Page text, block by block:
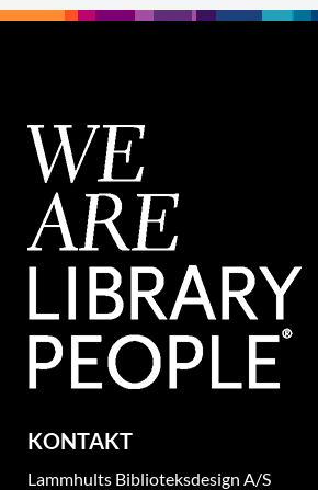
KONTAKT
Lammhults Biblioteksdesign A/S